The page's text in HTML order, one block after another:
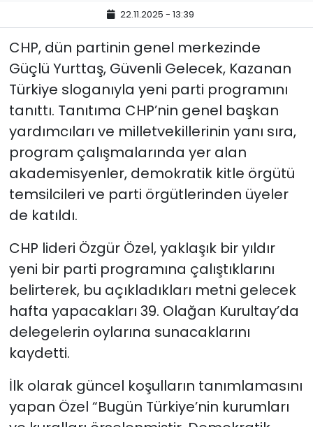
22.11.2025 - 13:39
CHP, dün partinin genel merkezinde
Güçlü Yurttaş, Güvenli Gelecek, Kazanan
Türkiye sloganıyla yeni parti programını
tanıttı. Tanıtıma CHP’nin genel başkan
yardımcıları ve milletvekillerinin yanı sıra,
program çalışmalarında yer alan
akademisyenler, demokratik kitle örgütü
temsilcileri ve parti örgütlerinden üyeler
de katıldı.
CHP lideri Özgür Özel, yaklaşık bir yıldır
yeni bir parti programına çalıştıklarını
belirterek, bu açıkladıkları metni gelecek
hafta yapacakları 39. Olağan Kurultay’da
delegelerin oylarına sunacaklarını
kaydetti.
İlk olarak güncel koşulların tanımlamasını
yapan Özel “Bugün Türkiye’nin kurumları